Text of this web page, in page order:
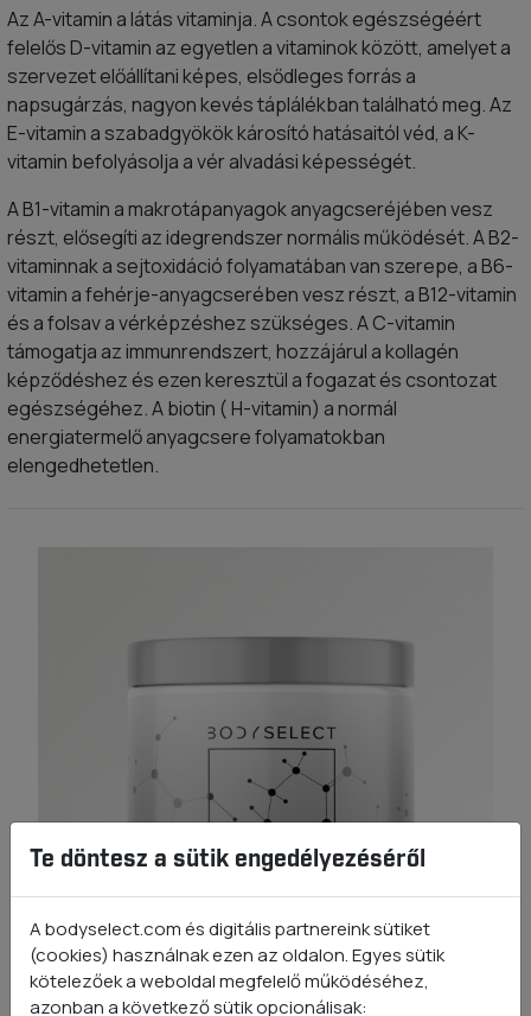
Az A-vitamin a látás vitaminja. A csontok egészségéért
felelős D-vitamin az egyetlen a vitaminok között, amelyet a
szervezet előállítani képes, elsődleges forrás a
napsugárzás, nagyon kevés táplálékban található meg. Az
E-vitamin a szabadgyökök károsító hatásaitól véd, a K-
vitamin befolyásolja a vér alvadási képességét.
A B1-vitamin a makrotápanyagok anyagcseréjében vesz
részt, elősegíti az idegrendszer normális működését. A B2-
vitaminnak a sejtoxidáció folyamatában van szerepe, a B6-
vitamin a fehérje-anyagcserében vesz részt, a B12-vitamin
és a folsav a vérképzéshez szükséges. A C-vitamin
támogatja az immunrendszert, hozzájárul a kollagén
képződéshez és ezen keresztül a fogazat és csontozat
egészségéhez. A biotin ( H-vitamin) a normál
energiatermelő anyagcsere folyamatokban
elengedhetetlen.
Te döntesz a sütik engedélyezéséről
A bodyselect.com és digitális partnereink sütiket
(cookies) használnak ezen az oldalon. Egyes sütik
kötelezőek a weboldal megfelelő működéséhez,
azonban a következő sütik opcionálisak: